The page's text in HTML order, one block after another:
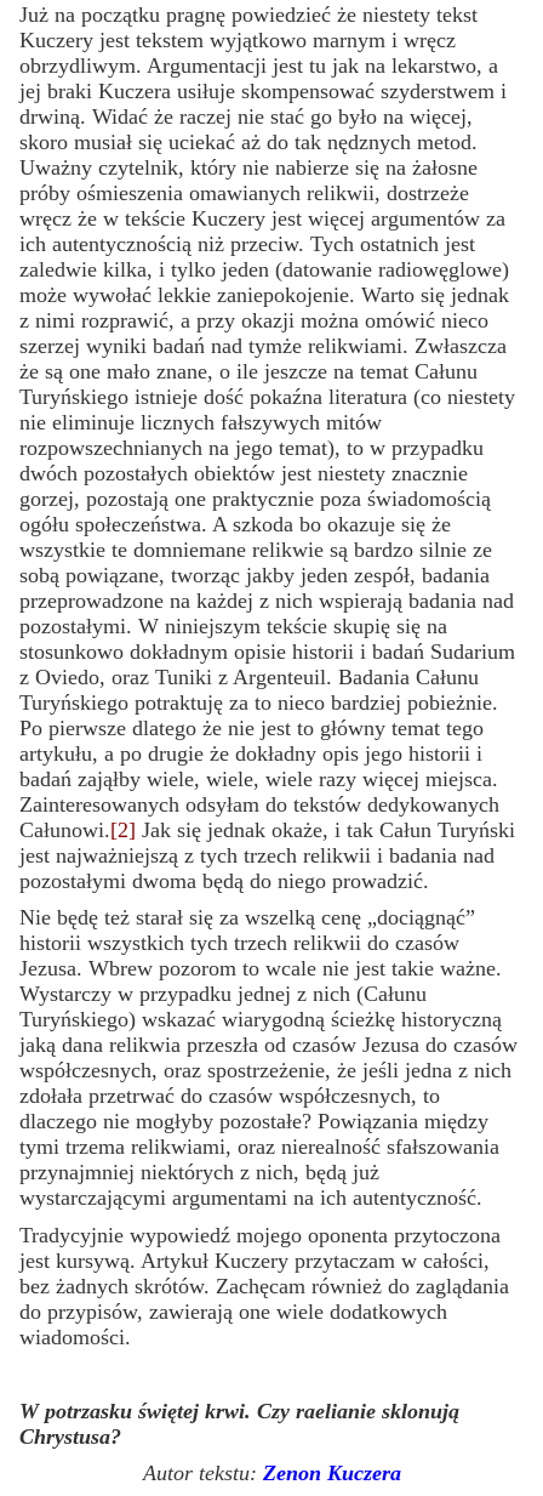
Już na początku pragnę powiedzieć że niestety tekst
Kuczery jest tekstem wyjątkowo marnym i wręcz
obrzydliwym. Argumentacji jest tu jak na lekarstwo, a
jej braki Kuczera usiłuje skompensować szyderstwem i
drwiną. Widać że raczej nie stać go było na więcej,
skoro musiał się uciekać aż do tak nędznych metod.
Uważny czytelnik, który nie nabierze się na żałosne
próby ośmieszenia omawianych relikwii, dostrzeże
wręcz że w tekście Kuczery jest więcej argumentów za
ich autentycznością niż przeciw. Tych ostatnich jest
zaledwie kilka, i tylko jeden (datowanie radiowęglowe)
może wywołać lekkie zaniepokojenie. Warto się jednak
z nimi rozprawić, a przy okazji można omówić nieco
szerzej wyniki badań nad tymże relikwiami. Zwłaszcza
że są one mało znane, o ile jeszcze na temat Całunu
Turyńskiego istnieje dość pokaźna literatura (co niestety
nie eliminuje licznych fałszywych mitów
rozpowszechnianych na jego temat), to w przypadku
dwóch pozostałych obiektów jest niestety znacznie
gorzej, pozostają one praktycznie poza świadomością
ogółu społeczeństwa. A szkoda bo okazuje się że
wszystkie te domniemane relikwie są bardzo silnie ze
sobą powiązane, tworząc jakby jeden zespół, badania
przeprowadzone na każdej z nich wspierają badania nad
pozostałymi. W niniejszym tekście skupię się na
stosunkowo dokładnym opisie historii i badań Sudarium
z Oviedo, oraz Tuniki z Argenteuil. Badania Całunu
Turyńskiego potraktuję za to nieco bardziej pobieżnie.
Po pierwsze dlatego że nie jest to główny temat tego
artykułu, a po drugie że dokładny opis jego historii i
badań zająłby wiele, wiele, wiele razy więcej miejsca.
Zainteresowanych odsyłam do tekstów dedykowanych
Całunowi.[2] Jak się jednak okaże, i tak Całun Turyński
jest najważniejszą z tych trzech relikwii i badania nad
pozostałymi dwoma będą do niego prowadzić.
Nie będę też starał się za wszelką cenę „dociągnąć”
historii wszystkich tych trzech relikwii do czasów
Jezusa. Wbrew pozorom to wcale nie jest takie ważne.
Wystarczy w przypadku jednej z nich (Całunu
Turyńskiego) wskazać wiarygodną ścieżkę historyczną
jaką dana relikwia przeszła od czasów Jezusa do czasów
współczesnych, oraz spostrzeżenie, że jeśli jedna z nich
zdołała przetrwać do czasów współczesnych, to
dlaczego nie mogłyby pozostałe? Powiązania między
tymi trzema relikwiami, oraz nierealność sfałszowania
przynajmniej niektórych z nich, będą już
wystarczającymi argumentami na ich autentyczność.
Tradycyjnie wypowiedź mojego oponenta przytoczona
jest kursywą. Artykuł Kuczery przytaczam w całości,
bez żadnych skrótów. Zachęcam również do zaglądania
do przypisów, zawierają one wiele dodatkowych
wiadomości.
W potrzasku świętej krwi. Czy raelianie sklonują
Chrystusa?
Autor tekstu: Zenon Kuczera